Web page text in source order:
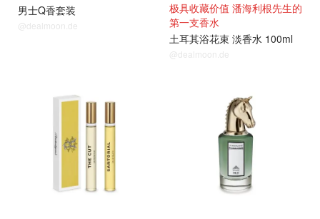
男士Q香套装
@dealmoon.de
极具收藏价值 潘海利根先生的
第一支香水
土耳其浴花束 淡香水 100ml
@dealmoon.de